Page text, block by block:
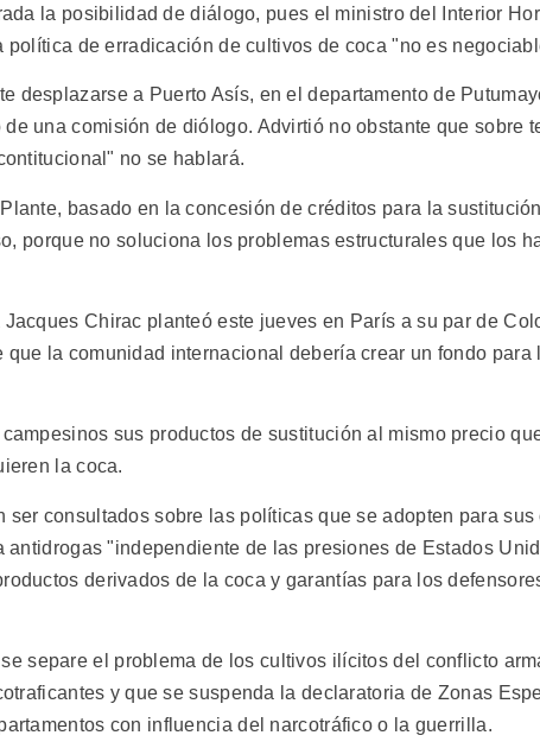
la posibilidad de diálogo, pues el ministro del Interior
política de erradicación de cultivos de coca "no es
desplazarse a Puerto Asís, en el departamento de
una comisión de diólogo. Advirtió no obstante que sobre
no se hablará.
basado en la concesión de créditos para la
porque no soluciona los problemas estructurales que los
Chirac planteó este jueves en París a su par de
la comunidad internacional debería crear un fondo para
sus productos de sustitución al mismo precio
la coca.
ser consultados sobre las políticas que se adopten para
"independiente de las presiones de Estados
derivados de la coca y garantías para los
separe el problema de los cultivos ilícitos del conflicto
y que se suspenda la declaratoria de Zonas
con influencia del narcotráfico o la guerrilla.